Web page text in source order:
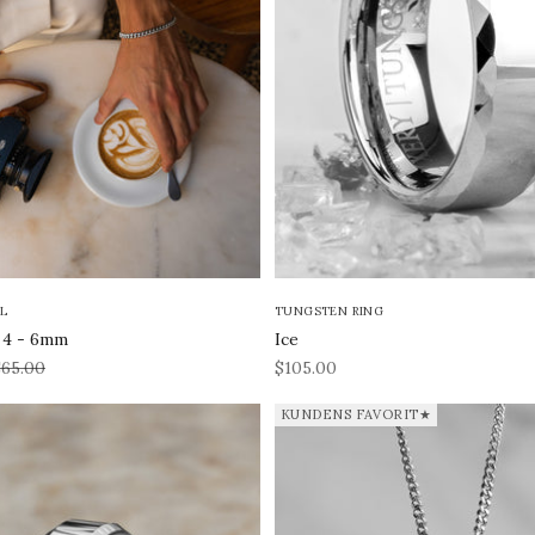
- 6mm
TUNGSTEN RING
Ice
REA-pris
$105.00
KUNDENS FAVORIT★